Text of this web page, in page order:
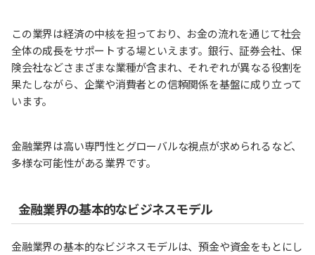
この業界は経済の中核を担っており、お金の流れを通じて社会
全体の成長をサポートする場といえます。銀行、証券会社、保
険会社などさまざまな業種が含まれ、それぞれが異なる役割を
果たしながら、企業や消費者との信頼関係を基盤に成り立って
います。
金融業界は高い専門性とグローバルな視点が求められるなど、
多様な可能性がある業界です。
金融業界の基本的なビジネスモデル
金融業界の基本的なビジネスモデルは、預金や資金をもとにし